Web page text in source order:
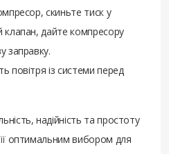
скиньте тиск у
клапан, дайте компресору
заправку.
повітря із системи перед
надійність та простоту
оптимальним вибором для